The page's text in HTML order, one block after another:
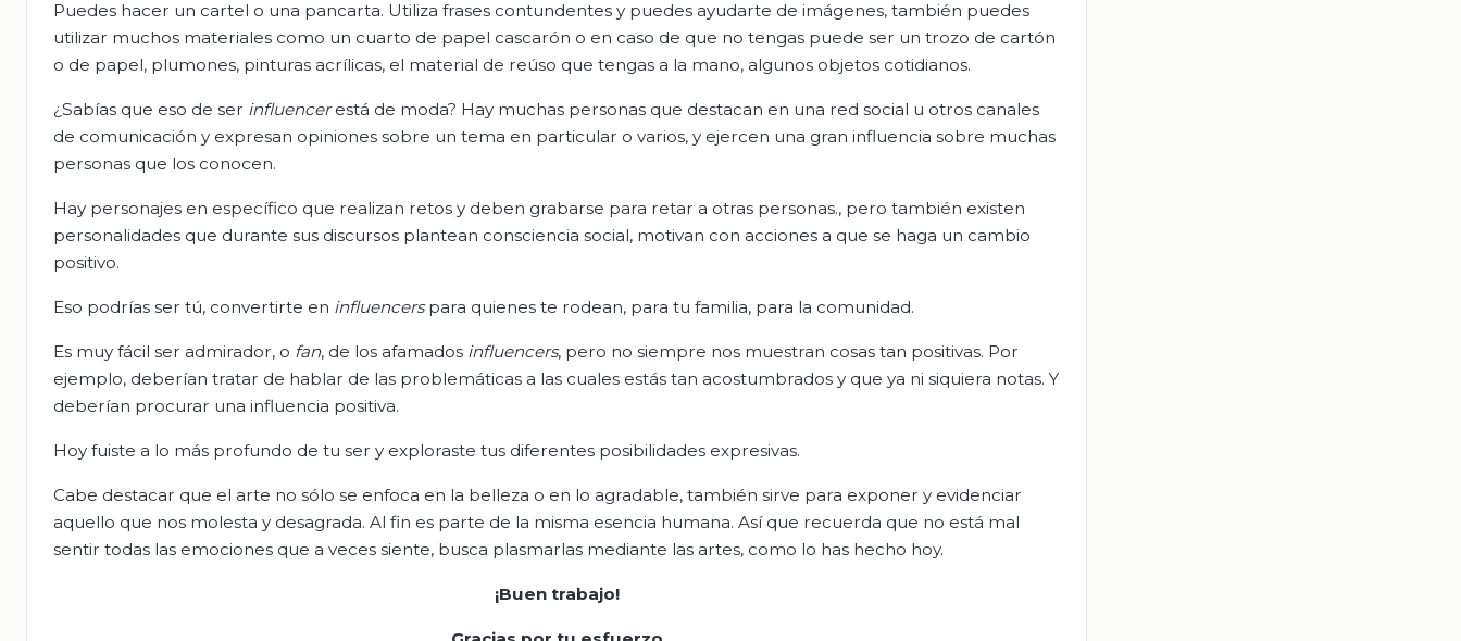
Puedes hacer un cartel o una pancarta. Utiliza frases contundentes y puedes ayudarte de imágenes, también puedes
utilizar muchos materiales como un cuarto de papel cascarón o en caso de que no tengas puede ser un trozo de cartón
o de papel, plumones, pinturas acrílicas, el material de reúso que tengas a la mano, algunos objetos cotidianos.
¿Sabías que eso de ser influencerestá de moda? Hay muchas personas que destacan en una red social u otros canales
de comunicación y expresan opiniones sobre un tema en particular o varios, y ejercen una gran influencia sobre muchas
personas que los conocen.
Hay personajes en específico que realizan retos y deben grabarse para retar a otras personas., pero también existen
personalidades que durante sus discursos plantean consciencia social, motivan con acciones a que se haga un cambio
positivo.
Eso podrías ser tú, convertirte en influencerspara quienes te rodean, para tu familia, para la comunidad.
Es muy fácil ser admirador, o fan, de los afamados influencers, pero no siempre nos muestran cosas tan positivas. Por
ejemplo, deberían tratar de hablar de las problemáticas a las cuales estás tan acostumbrados y que ya ni siquiera notas. Y
deberían procurar una influencia positiva.
Hoy fuiste a lo más profundo de tu ser y exploraste tus diferentes posibilidades expresivas.
Cabe destacar que el arte no sólo se enfoca en la belleza o en lo agradable, también sirve para exponer y evidenciar
aquello que nos molesta y desagrada. Al fin es parte de la misma esencia humana. Así que recuerda que no está mal
sentir todas las emociones que a veces siente, busca plasmarlas mediante las artes, como lo has hecho hoy.
¡Buen trabajo!